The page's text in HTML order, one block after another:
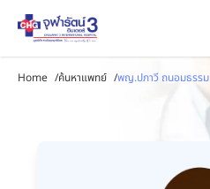
Home /ค้นหาแพทย์ /พญ.ปภาวี ถนอมธรรม